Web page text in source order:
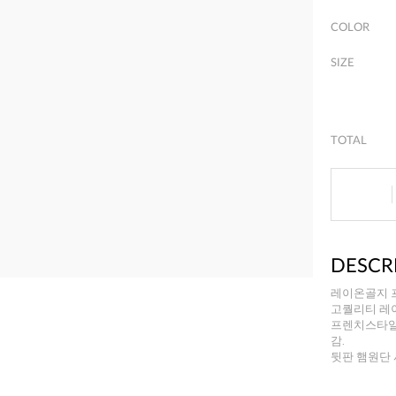
COLOR
SIZE
TOTAL
레이온골지
고퀄리티 레
프렌치스타
감.
뒷판 햄원단